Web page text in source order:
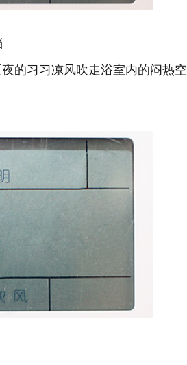
的习习凉风吹走浴室内的闷热空